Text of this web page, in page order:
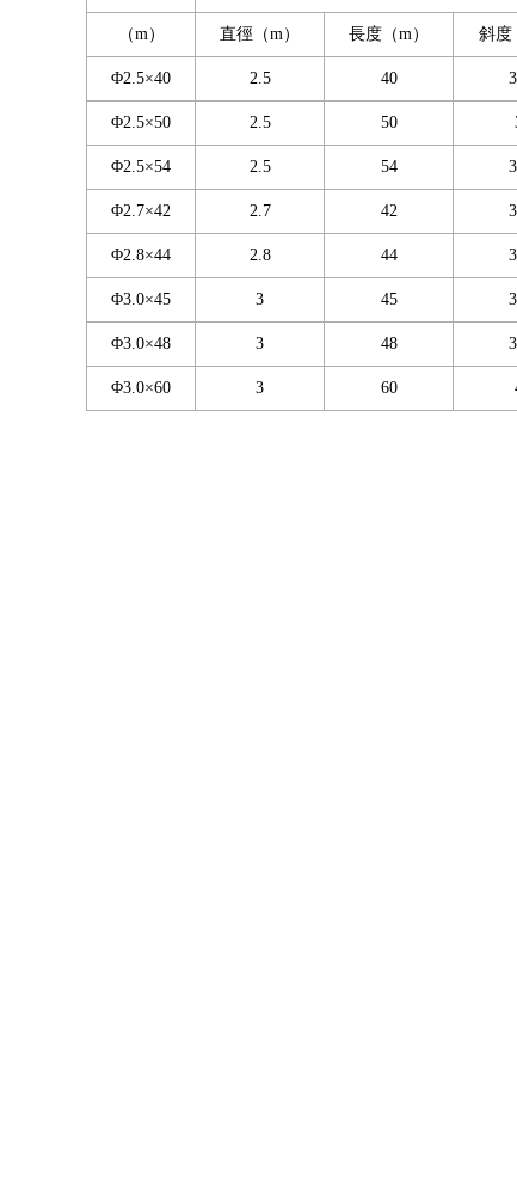
（m） 直徑（m） 長度（m） 斜度
Φ2.5×40 2.5 40
Φ2.5×50 2.5 50
Φ2.5×54 2.5 54
Φ2.7×42 2.7 42
Φ2.8×44 2.8 44
Φ3.0×45 3 45
Φ3.0×48 3 48
Φ3.0×60 3 60